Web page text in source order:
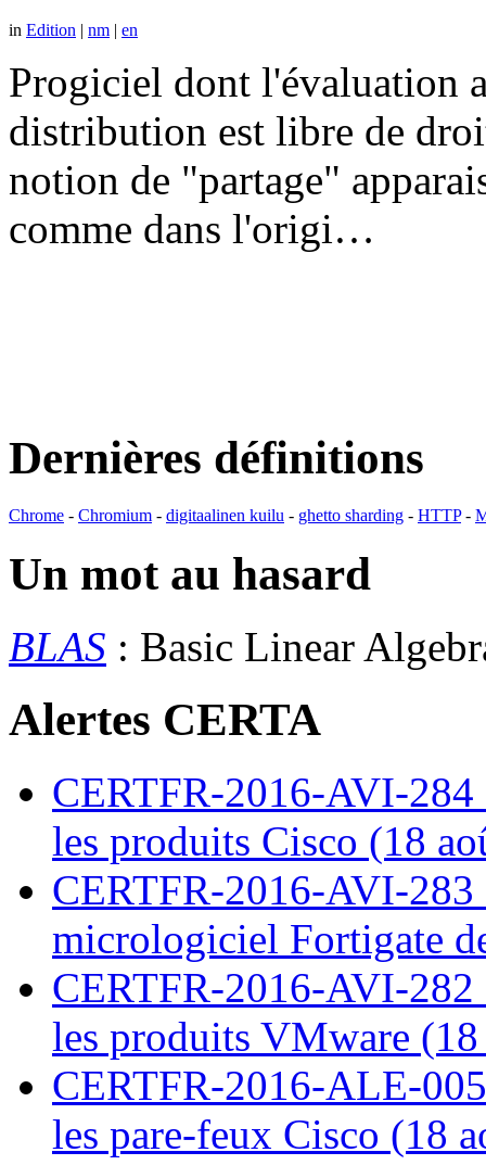
in Edition | nm | en
Progiciel dont l'évaluation
distribution est libre de
notion de "partage"
comme dans l'origi…
Dernières définitions
Chrome - Chromium - digitaalinen kuilu - ghetto sharding - HTTP-
Un mot au hasard
BLAS : Basic Linear
Alertes CERTA
CERTFR-2016-AVI-
les produits Cisco (18
CERTFR-2016-AVI-
micrologiciel Fortigate
CERTFR-2016-AVI-
les produits VMware
CERTFR-2016-ALE-
les pare-feux Cisco (18